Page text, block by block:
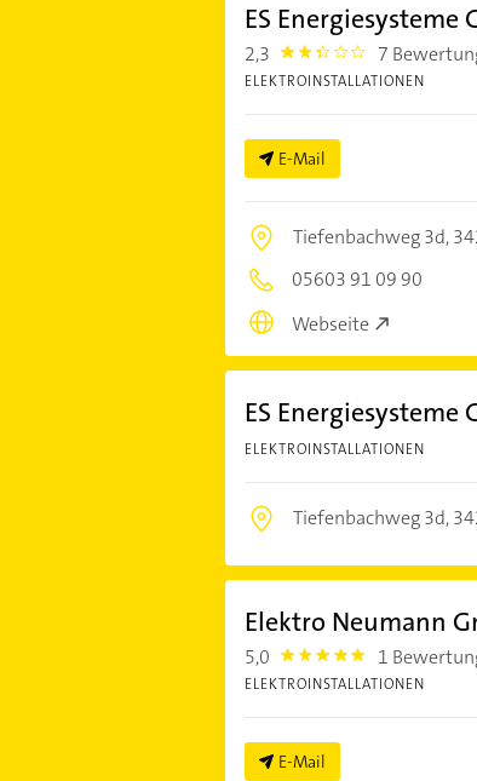
ES Energiesysteme
2,3 2.3 7
ELEKTROINSTALLATIONEN
E-Mail
Tiefenbachweg 3d,
05603 91 09 90
Webseite
ES Energiesysteme
ELEKTROINSTALLATIONEN
Tiefenbachweg 3d,
Elektro Neumann
5,0 5.0 1
ELEKTROINSTALLATIONEN
E-Mail